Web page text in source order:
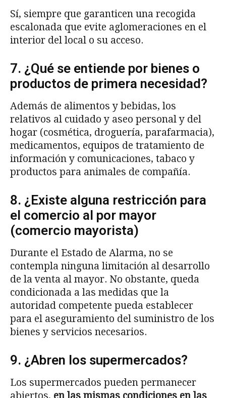
Sí, siempre que garanticen una recogida
escalonada que evite aglomeraciones en el
interior del local o su acceso.
7. ¿Qué se entiende por bienes o
productos de primera necesidad?
Además de alimentos y bebidas, los
relativos al cuidado y aseo personal y del
hogar (cosmética, droguería, parafarmacia),
medicamentos, equipos de tratamiento de
información y comunicaciones, tabaco y
productos para animales de compañía.
8. ¿Existe alguna restricción para
el comercio al por mayor
(comercio mayorista)
Durante el Estado de Alarma, no se
contempla ninguna limitación al desarrollo
de la venta al mayor. No obstante, queda
condicionada a las medidas que la
autoridad competente pueda establecer
para el aseguramiento del suministro de los
bienes y servicios necesarios.
9. ¿Abren los supermercados?
Los supermercados pueden permanecer